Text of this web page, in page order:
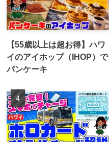
【55歳以上は超お得】ハワ
イのアイホップ（IHOP）で
パンケーキ